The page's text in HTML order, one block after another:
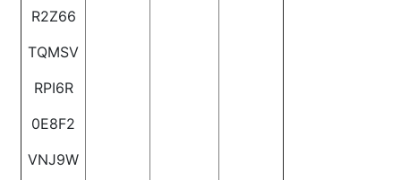
R2Z66
TQMSV
RPI6R
0E8F2
VNJ9W